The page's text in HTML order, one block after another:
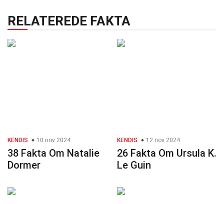
RELATEREDE FAKTA
KENDIS 10 nov 2024
38 Fakta Om Natalie
Dormer
KENDIS 12 nov 2024
26 Fakta Om Ursula K.
Le Guin